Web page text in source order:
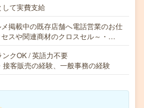
て実費支給
掲載中の既存店舗へ電話営業のお仕
スや関連商材のクロスセル～・…
クOK / 英語力不要
接客販売の経験、一般事務の経験